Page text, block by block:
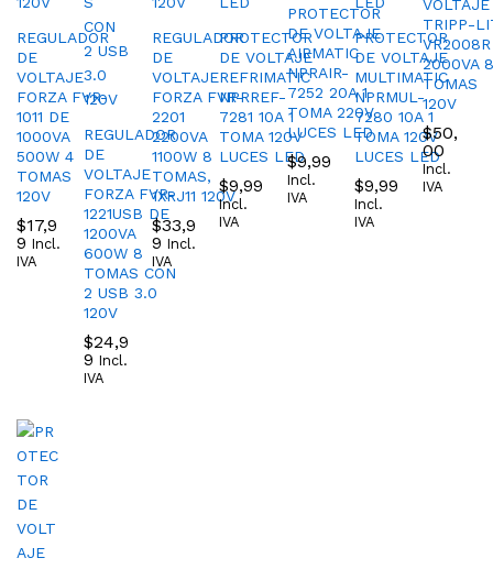
REGULADOR
DE
VOLTAJE
FORZA FVR-
1011 DE
1000VA
500W 4
TOMAS
120V
$17,9
9 Incl.
IVA
REGULADOR
DE
VOLTAJE
FORZA FVR-
1221USB DE
1200VA
600W 8
TOMAS CON
2 USB 3.0
120V
$24,9
9 Incl.
IVA
REGULADOR
DE
VOLTAJE
FORZA FVR-
2201
2200VA
1100W 8
TOMAS,
1XRJ11 120V
$33,9
9 Incl.
IVA
PROTECTOR
DE VOLTAJE
REFRIMATIC
NPRREF-
7281 10A 1
TOMA 120V
LUCES LED
$9,99
Incl.
IVA
PROTECTOR
DE VOLTAJE
AIRMATIC
NPRAIR-
7252 20A 1
TOMA 220V
LUCES LED
$9,99
Incl.
IVA
PROTECTOR
DE VOLTAJE
MULTIMATIC
NPRMUL-
7280 10A 1
TOMA 120V
LUCES LED
$9,99
Incl.
IVA
VOLTAJE
TRIPP-
VR2008R
2000VA 8
TOMAS
120V
$50,
00
Incl.
IVA